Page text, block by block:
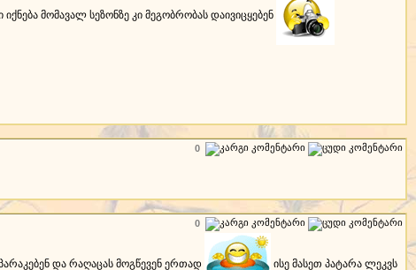
მომავალ სეზონზე კი მეგობრობას დაივიცყებენ
0
0
და რაღაცას მოგწევენ ერთად ისე მასეთ პატარა ლეკვს